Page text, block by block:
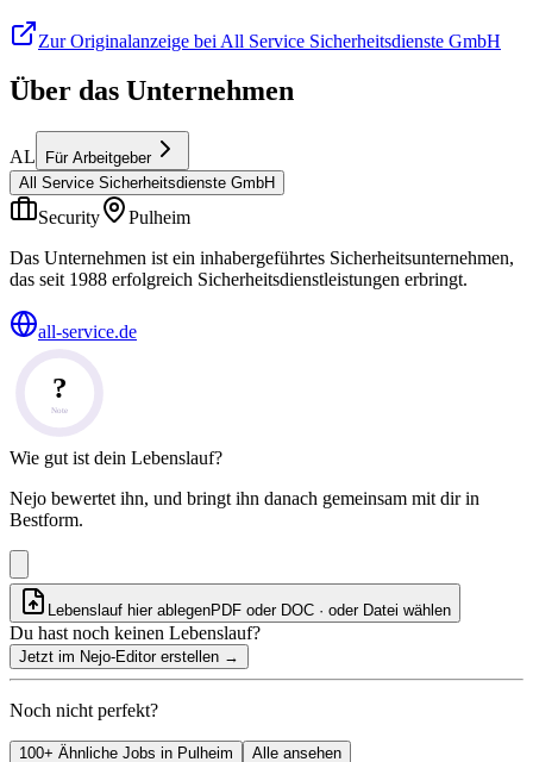
Zur Originalanzeige bei All Service Sicherheitsdienste GmbH
Über das Unternehmen
AL
Für Arbeitgeber
All Service Sicherheitsdienste GmbH
Security
Pulheim
Das Unternehmen ist ein inhabergeführtes Sicherheitsunternehmen,
das seit 1988 erfolgreich Sicherheitsdienstleistungen erbringt.
all-service.de
?
Note
Wie gut ist dein Lebenslauf?
Nejo bewertet ihn, und bringt ihn danach gemeinsam mit dir in
Bestform.
Lebenslauf hier ablegenPDF oder DOC · oder Datei wählen
Du hast noch keinen Lebenslauf?
Jetzt im Nejo-Editor erstellen →
Noch nicht perfekt?
100+ Ähnliche Jobs in Pulheim Alle ansehen